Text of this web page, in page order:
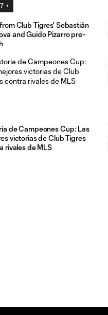
Club Tigres' Sebastián
and Guido Pizarro pre-
de Campeones Cup: Las
victorias de Club Tigres
rivales de MLS